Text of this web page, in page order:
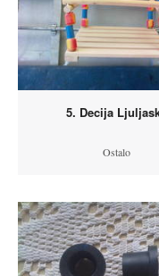
5. Decija
Ostalo